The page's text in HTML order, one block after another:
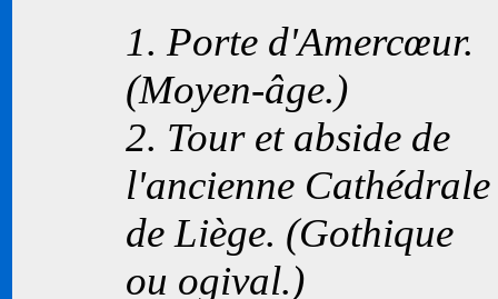
1. Porte d'Amercœur.
(Moyen-âge.)
2. Tour et abside de
l'ancienne Cathédrale
de Liège. (Gothique
ou ogival.)